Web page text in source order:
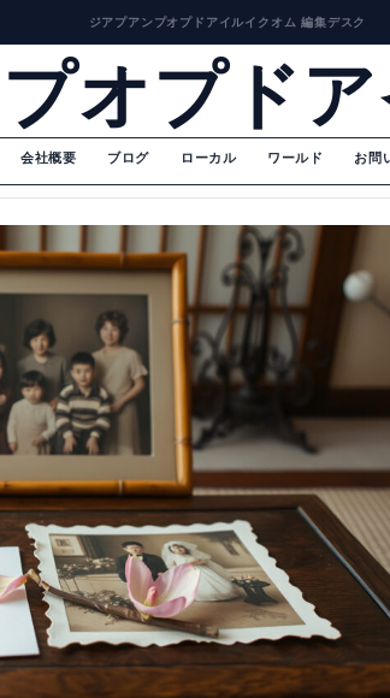
ジアプアンプオプドアイルイクオム 編集デスク
オプド
会社概要 ブログ ローカル ワールド お問